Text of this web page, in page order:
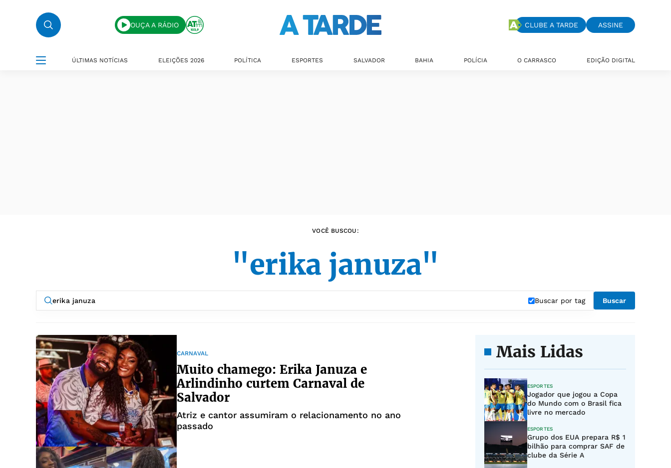
OUÇA A RÁDIO CLUBE A TARDE ASSINE
ÚLTIMAS NOTÍCIAS ELEIÇÕES 2026 POLÍTICA ESPORTES SALVADOR BAHIA POLÍCIA O CARRASCO EDIÇÃO DIGITAL
VOCÊ BUSCOU:
"erika januza"
Buscar por tag Buscar
CARNAVAL
Muito chamego: Erika Januza e
Arlindinho curtem Carnaval de
Salvador
Atriz e cantor assumiram o relacionamento no ano
passado
Mais Lidas
ESPORTES
Jogador que jogou a Copa
do Mundo com o Brasil fica
livre no mercado
ESPORTES
Grupo dos EUA prepara R$ 1
bilhão para comprar SAF de
clube da Série A